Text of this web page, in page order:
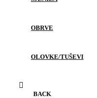
OBRVE
OLOVKE/TUŠEVI
BACK